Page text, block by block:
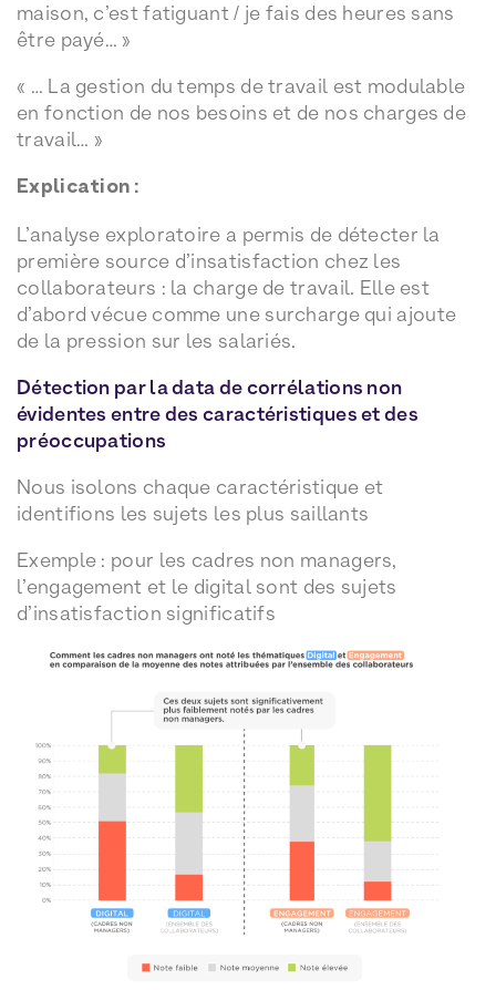
maison, c’est fatiguant / je fais des heures sans
être payé… »
« … La gestion du temps de travail est modulable
en fonction de nos besoins et de nos charges de
travail… »
Explication :
L’analyse exploratoire a permis de détecter la
première source d’insatisfaction chez les
collaborateurs : la charge de travail. Elle est
d’abord vécue comme une surcharge qui ajoute
de la pression sur les salariés.
Détection par la data de corrélations non
évidentes entre des caractéristiques et des
préoccupations
Nous isolons chaque caractéristique et
identifions les sujets les plus saillants
Exemple : pour les cadres non managers,
l’engagement et le digital sont des sujets
d’insatisfaction significatifs